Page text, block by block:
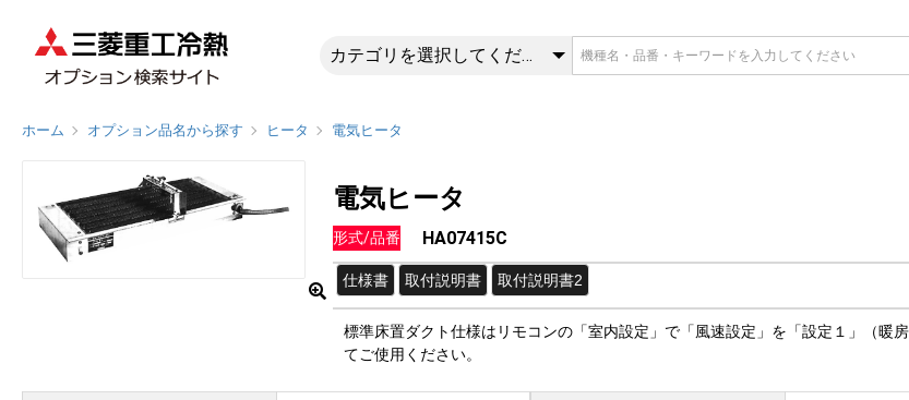
HA07415C | 電気ヒータ | 三菱重工
カテゴリを選択してください
ホーム オプション品名から探す ヒータ 電気ヒータ
電気ヒータ
形式/品番 HA07415C
仕様書 取付説明書 取付説明書2
標準床置ダクト仕様はリモコンの「室内設定」で「風速設定」を「設定１」（
てご使用ください。